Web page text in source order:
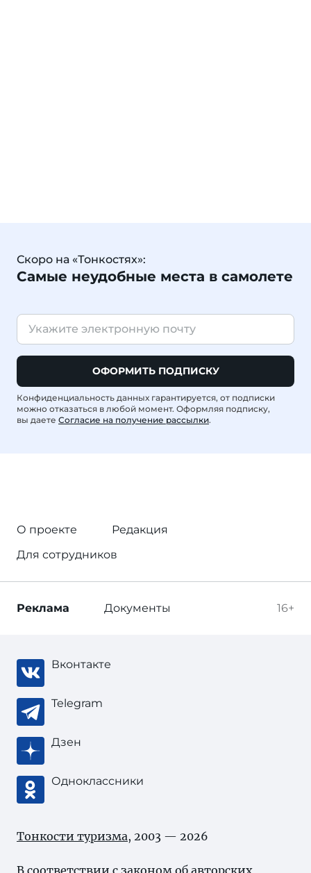
Скоро на «Тонкостях»:
Самые неудобные места в самолете
ОФОРМИТЬ ПОДПИСКУ
Конфиденциальность данных гарантируется, от подписки
можно отказаться в любой момент. Оформляя подписку,
вы даете Согласие на получение рассылки.
О проекте
Редакция
Для сотрудников
16+
Реклама Документы
Вконтакте
Telegram
Дзен
Одноклассники
Тонкости туризма, 2003 — 2026
В соответствии с законом об авторских